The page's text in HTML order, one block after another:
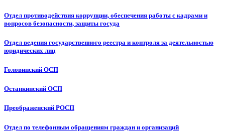
Отдел противодействия коррупции, обеспечения работы с кадрами и
вопросов безопасности, защиты госуда
Отдел ведения государственного реестра и контроля за деятельностью
юридических лиц
Головинский ОСП
Останкинский ОСП
Преображенский РОСП
Отдел по телефонным обращениям граждан и организаций